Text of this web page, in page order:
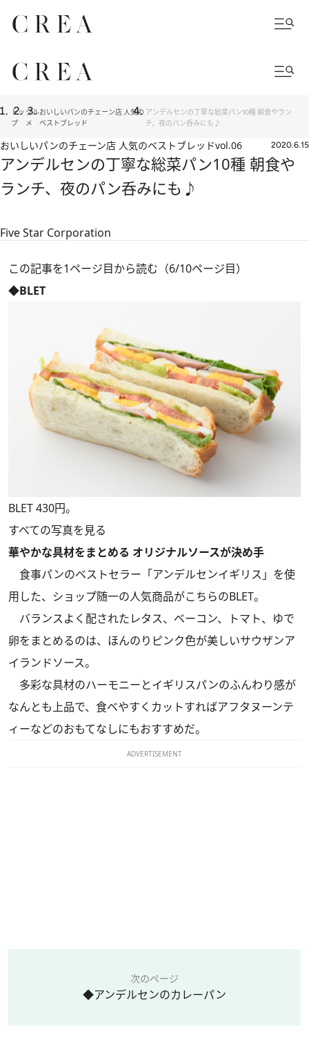
トッ
プ
グル
メ
おいしいパンのチェーン店 人気の
ベストブレッド
アンデルセンの丁寧な総菜パン10種 朝食やラン
チ、夜のパン呑みにも♪
おいしいパンのチェーン店 人気のベストブレッドvol.06 2020.6.15
アンデルセンの丁寧な総菜パン10種 朝食や
ランチ、夜のパン呑みにも♪
Five Star Corporation
この記事を1ページ目から読む（6/10ページ目）
◆BLET
BLET 430円。
すべての写真を見る
華やかな具材をまとめる オリジナルソースが決め手
食事パンのベストセラー「アンデルセンイギリス」を使
用した、ショップ随一の人気商品がこちらのBLET。
バランスよく配されたレタス、ベーコン、トマト、ゆで
卵をまとめるのは、ほんのりピンク色が美しいサウザンア
イランドソース。
多彩な具材のハーモニーとイギリスパンのふんわり感が
なんとも上品で、食べやすくカットすればアフタヌーンテ
ィーなどのおもてなしにもおすすめだ。
ADVERTISEMENT
次のページ
◆アンデルセンのカレーパン